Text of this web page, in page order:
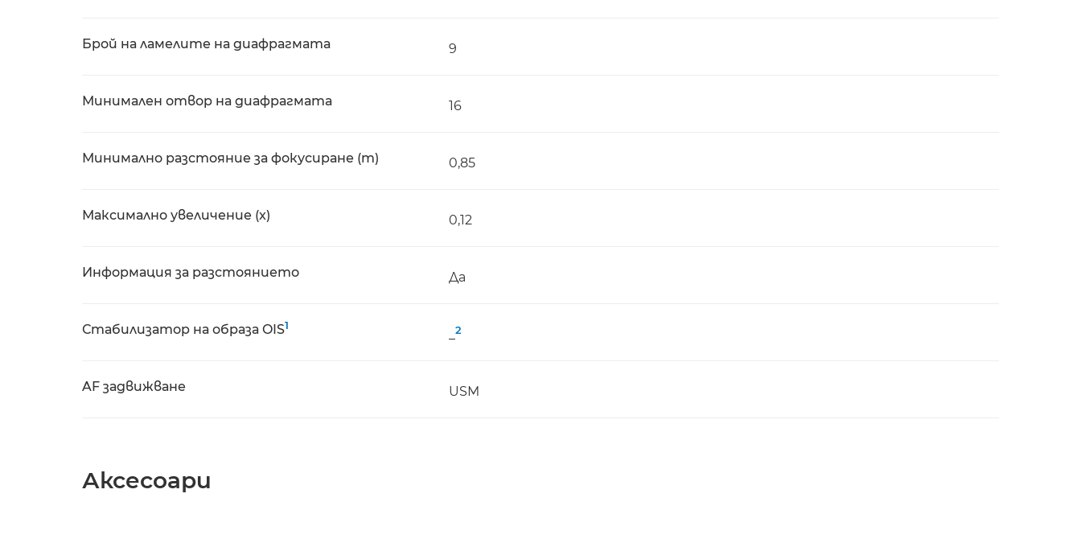
Брой на ламелите на диафрагмата 9
Минимален отвор на диафрагмата 16
Минимално разстояние за фокусиране (m) 0,85
Максимално увеличение (x) 0,12
Информация за разстоянието Да
Стабилизатор на образа OIS1 2
AF задвижване USM
Аксесоари